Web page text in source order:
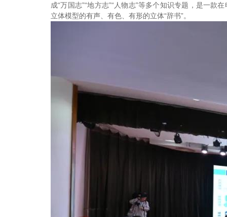
成“万国志”“地方志”“人物志”等多个知识专题，是一
立体模型的有声、有色、有形的立体“辞书”。